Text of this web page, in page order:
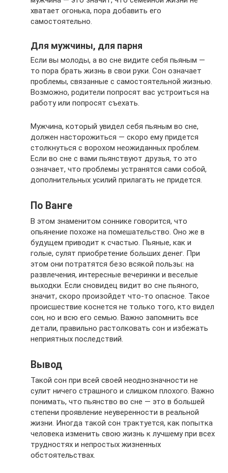
хватает огонька, пора добавить его
самостоятельно.
Для мужчины, для парня
Если вы молоды, а во сне видите себя пьяным —
то пора брать жизнь в свои руки. Сон означает
проблемы, связанные с самостоятельной жизнью.
Возможно, родители попросят вас устроиться на
работу или попросят съехать.
Мужчина, который увидел себя пьяным во сне,
должен насторожиться — скоро ему придется
столкнуться с ворохом неожиданных проблем.
Если во сне с вами пьянствуют друзья, то это
означает, что проблемы устранятся сами собой,
дополнительных усилий прилагать не придется.
По Ванге
В этом знаменитом соннике говорится, что
опьянение похоже на помешательство. Оно же в
будущем приводит к счастью. Пьяные, как и
голые, сулят приобретение больших денег. При
этом они потратятся безо всякой пользы: на
развлечения, интересные вечеринки и веселые
выходки. Если сновидец видит во сне пьяного,
значит, скоро произойдет что-то опасное. Такое
происшествие коснется не только того, кто видел
сон, но и всю его семью. Важно запомнить все
детали, правильно растолковать сон и избежать
неприятных последствий.
Вывод
Такой сон при всей своей неоднозначности не
сулит ничего страшного и слишком плохого. Важно
понимать, что пьянство во сне — это в большей
степени проявление неуверенности в реальной
жизни. Иногда такой сон трактуется, как попытка
человека изменить свою жизнь к лучшему при всех
трудностях и непростых жизненных
обстоятельствах.